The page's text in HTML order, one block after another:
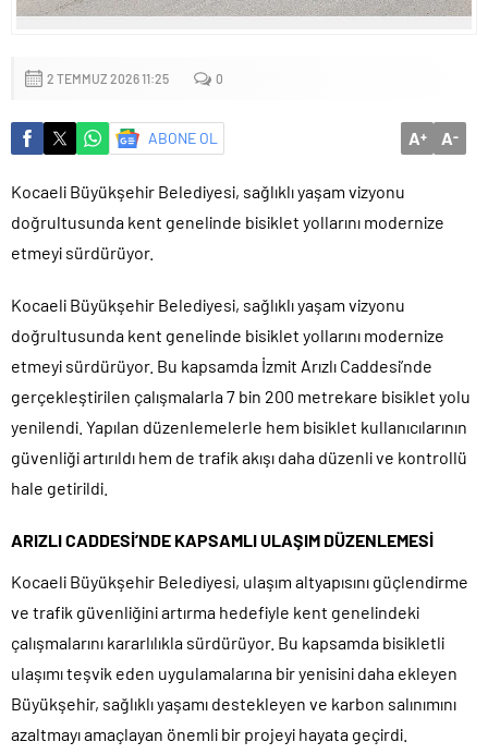
2 TEMMUZ 2026 11:25 0
ABONE OL A+ A-
Kocaeli Büyükşehir Belediyesi, sağlıklı yaşam vizyonu
doğrultusunda kent genelinde bisiklet yollarını modernize
etmeyi sürdürüyor.
Kocaeli Büyükşehir Belediyesi, sağlıklı yaşam vizyonu
doğrultusunda kent genelinde bisiklet yollarını modernize
etmeyi sürdürüyor. Bu kapsamda İzmit Arızlı Caddesi’nde
gerçekleştirilen çalışmalarla 7 bin 200 metrekare bisiklet yolu
yenilendi. Yapılan düzenlemelerle hem bisiklet kullanıcılarının
güvenliği artırıldı hem de trafik akışı daha düzenli ve kontrollü
hale getirildi.
ARIZLI CADDESİ’NDE KAPSAMLI ULAŞIM DÜZENLEMESİ
Kocaeli Büyükşehir Belediyesi, ulaşım altyapısını güçlendirme
ve trafik güvenliğini artırma hedefiyle kent genelindeki
çalışmalarını kararlılıkla sürdürüyor. Bu kapsamda bisikletli
ulaşımı teşvik eden uygulamalarına bir yenisini daha ekleyen
Büyükşehir, sağlıklı yaşamı destekleyen ve karbon salınımını
azaltmayı amaçlayan önemli bir projeyi hayata geçirdi.